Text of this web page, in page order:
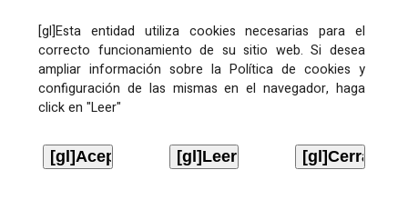
[gl]Esta entidad utiliza cookies necesarias para el
correcto funcionamiento de su sitio web. Si desea
ampliar información sobre la Política de cookies y
configuración de las mismas en el navegador, haga
click en "Leer"